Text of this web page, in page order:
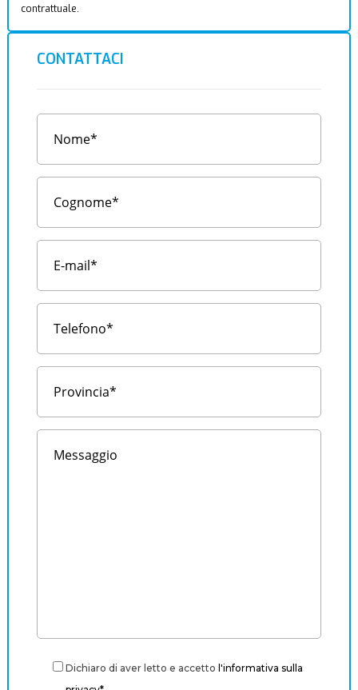
contrattuale.
CONTATTACI
Dichiaro di aver letto e accetto l'informativa sulla